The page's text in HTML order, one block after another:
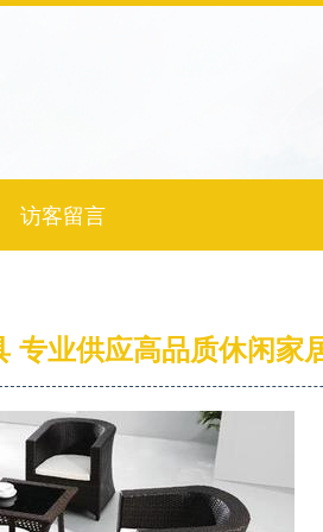
访客留言
专业供应高品质休闲家